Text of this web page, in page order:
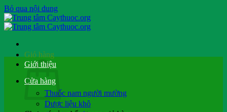
Bỏ qua nội dung
Giỏ hàng
Giới thiệu
Cửa hàng
Thuốc nam người mường
Dược liệu khô